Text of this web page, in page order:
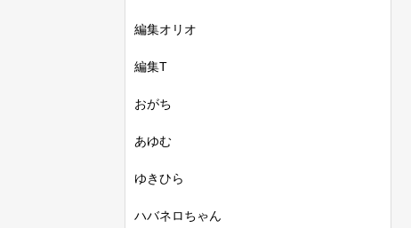
編集オリオ
編集T
おがち
あゆむ
ゆきひら
ハバネロちゃん